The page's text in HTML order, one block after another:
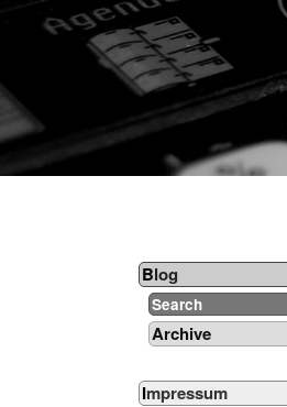
Blog
Search
Archive
Impressum